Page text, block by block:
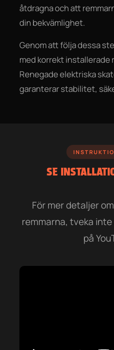
åtdragna och att
din bekvämlighet.
Genom att följa dessa
med korrekt installerade
Renegade elektriska
garanterar stabilitet,
SE
För mer detaljer
remmarna, tveka
på